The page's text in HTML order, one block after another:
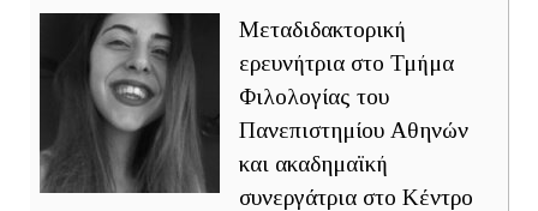
Μεταδιδακτορική
ερευνήτρια στο Τμήμα
Φιλολογίας του
Πανεπιστημίου Αθηνών
και ακαδημαϊκή
συνεργάτρια στο Κέντρο